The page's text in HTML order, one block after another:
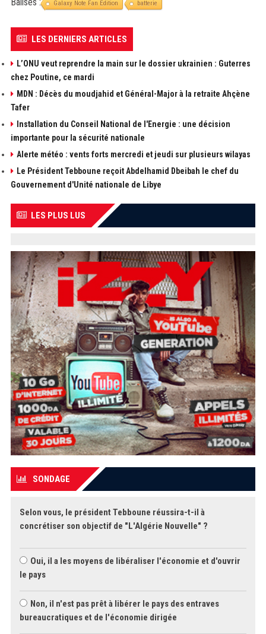
Galaxy Note Fan Edition batterie
LES DERNIERS ARTICLES
L’ONU veut reprendre la main sur le dossier ukrainien : Guterres
chez Poutine, ce mardi
MDN : Décès du moudjahid et Général-Major à la retraite Ahçène
Tafer
Installation du Conseil National de l'Energie : une décision
importante pour la sécurité nationale
Alerte météo : vents forts mercredi et jeudi sur plusieurs wilayas
Le Président Tebboune reçoit Abdelhamid Dbeibah le chef du
Gouvernement d'Unité nationale de Libye
LES PLUS LUS
SONDAGE
Selon vous, le président Tebboune réussira-t-il à
concrétiser son objectif de "L'Algérie Nouvelle" ?
Oui, il a les moyens de libéraliser l'économie et d'ouvrir
le pays
Non, il n'est pas prêt à libérer le pays des entraves
bureaucratiques et de l'économie dirigée